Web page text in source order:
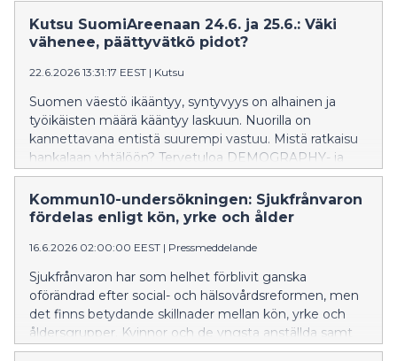
Kutsu SuomiAreenaan 24.6. ja 25.6.: Väki
vähenee, päättyvätkö pidot?
22.6.2026 13:31:17 EEST | Kutsu
Suomen väestö ikääntyy, syntyvyys on alhainen ja
työikäisten määrä kääntyy laskuun. Nuorilla on
kannettavana entistä suurempi vastuu. Mistä ratkaisu
hankalaan yhtälöön? Tervetuloa DEMOGRAPHY- ja
YOUNG-ohjelmien sekä Itlan tilaisuuksiin
SuomiAreenaan Poriin!
Kommun10-undersökningen: Sjukfrånvaron
fördelas enligt kön, yrke och ålder
16.6.2026 02:00:00 EEST | Pressmeddelande
Sjukfrånvaron har som helhet förblivit ganska
oförändrad efter social- och hälsovårdsreformen, men
det finns betydande skillnader mellan kön, yrke och
åldersgrupper. Kvinnor och de yngsta anställda samt
till exempel anställda inom småbarnspedagogik har